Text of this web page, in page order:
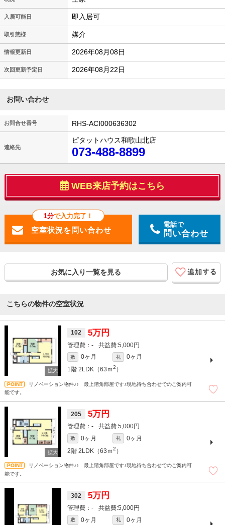
入居可能日 即入居可
取引態様 媒介
情報更新日 2026年08月08日
次回更新予定日 2026年08月22日
お問い合わせ
お問合せ番号 RHS-ACI000636302
連絡先
ピタットハウス和歌山北店
073-488-8899
WEB来店予約はこちら
1分で入力完了！
電話で
問い合わせ
お気に入り一覧を見る
こちらの物件の空室状況
102 5万円
- 5,000円
敷 0ヶ月 礼
0ヶ月
1階 2LDK（63ｍ2 ）
リノベーション物件♪♪ 最上階角部屋です♪現地待ち合わせでのご案内可
能です。
205 5万円
- 5,000円
敷 0ヶ月 礼
0ヶ月
2階 2LDK（63ｍ2 ）
リノベーション物件♪♪ 最上階角部屋です♪現地待ち合わせでのご案内可
能です。
302 5万円
- 5,000円
敷 0ヶ月 礼
0ヶ月